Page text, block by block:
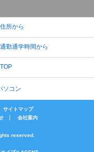
住所から
通勤通学時間から
TOP
ソコン
サイトマップ
会社案内
reserved.